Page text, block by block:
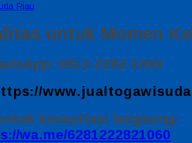
Riau
untuk Momen
0812-2282-1060
konsultasi langsung:
wa.me/6281222821060